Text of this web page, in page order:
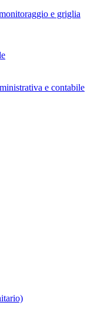
e griglia
e contabile